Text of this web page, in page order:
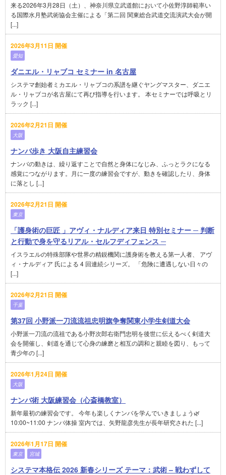
来る2026年3月28日（土）、神奈川県立武道館において小佐野淳師範率い
る国際水月塾武術協会主催による「第二回 関東総合武道交流演武大会が開
[...]
2026年3月11日 開催
愛知
ダニエル・リャブコ セミナー in 名古屋
システマ創始者ミカエル・リャブコの系譜を継ぐヤングマスター、ダニエ
ル・リャブコが名古屋にて再び指導を行います。 本セミナーでは呼吸とリ
ラック [...]
2026年2月21日 開催
大阪
ナンバ歩き 大阪自主練習会
ナンバの動きは、繰り返すことで自然と身体になじみ、ふっとラクになる
感覚につながります。月に一度の練習会ですが、動きを確認したり、身体
に落とし [...]
2026年2月21日 開催
東京
「護身術の巨匠 」アヴィ・ナルディア来日 特別セミナー ─ 判断
と行動で身を守るリアル・セルフディフェンス ─
イスラエルの特殊部隊や世界の精鋭機関に護身術を教える第一人者、 アヴ
ィ・ナルディア 氏による 4 回連続シリーズ。 「危険に遭遇しない日々の
[...]
2026年2月21日 開催
千葉
第37回 小野派一刀流流祖忠明旗争奪関東小学生剣道大会
小野派一刀流の流祖である小野次郎右衛門忠明を後世に伝えるべく剣道大
会を開催し、剣道を通じて心身の練磨と相互の調和と親睦を図り、もって
青少年の [...]
2026年1月24日 開催
大阪
ナンバ術 大阪練習会（心斎橋教室）
新年最初の練習会です。 今年も楽しくナンバを学んでいきましょう🌿
10:00~11:00 ナンバ体操 室内では、矢野龍彦先生が長年研究された [...]
2026年1月17日 開催
東京 宮城
システマ本格伝 2026 新春シリーズ テーマ：武術 – 戦わずして